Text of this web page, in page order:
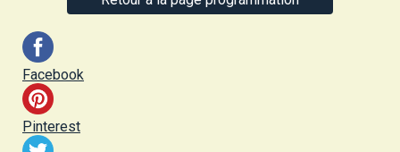
Facebook
Pinterest